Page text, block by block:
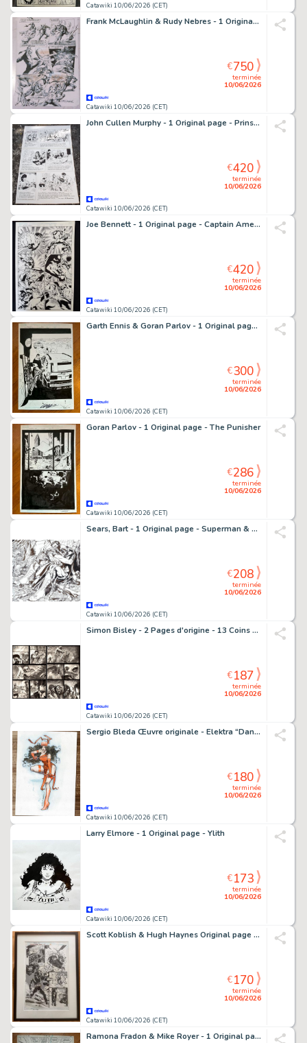
Catawiki 10/06/2026 (CET)
Frank McLaughlin & Rudy Nebres - 1 Original page - Iron Fist - Deatly hands of Kung Fu #10 - 1975
Catawiki 10/06/2026 (CET)
terminée
10/06/2026
€750
John Cullen Murphy - 1 Original page - Prins Valliant - Prince Valiant - 1991
Catawiki 10/06/2026 (CET)
terminée
10/06/2026
€420
Joe Bennett - 1 Original page - Captain America - vol.2, issue #11 - 1997
Catawiki 10/06/2026 (CET)
terminée
10/06/2026
€420
Garth Ennis & Goran Parlov - 1 Original page - The Punisher - 2007
Catawiki 10/06/2026 (CET)
terminée
10/06/2026
€300
Goran Parlov - 1 Original page - The Punisher
Catawiki 10/06/2026 (CET)
terminée
10/06/2026
€286
Sears, Bart - 1 Original page - Superman & Wonder Woman - #1 - The New 52 - Futures End
Catawiki 10/06/2026 (CET)
terminée
10/06/2026
€208
Simon Bisley - 2 Pages d'origine - 13 Coins - #6
Catawiki 10/06/2026 (CET)
terminée
10/06/2026
€187
Sergio Bleda Œuvre originale - Elektra “Danger” – Hand Signed Original Watercolor Artwork
Catawiki 10/06/2026 (CET)
terminée
10/06/2026
€180
Larry Elmore - 1 Original page - Ylith
Catawiki 10/06/2026 (CET)
terminée
10/06/2026
€173
Scott Koblish & Hugh Haynes Original page - The Punisher - The Punisher: War Journal #65 - 1994
Catawiki 10/06/2026 (CET)
terminée
10/06/2026
€170
Ramona Fradon & Mike Royer - 1 Original page - Plastic Man - 1978